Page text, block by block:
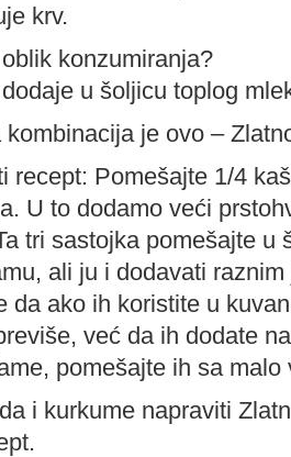
krv.
konzumiranja?
u šoljicu toplog
je ovo –
recept: Pomešajte 1/4
U to dodamo veći
tri sastojka pomešajte u
ali ju i dodavati
da ako ih koristite u
već da ih dodate
pomešajte ih sa malo
i kurkume napraviti